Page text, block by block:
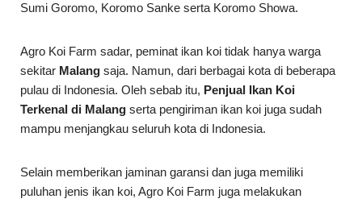
Sumi Goromo, Koromo Sanke serta Koromo Showa.
Agro Koi Farm sadar, peminat ikan koi tidak hanya warga
sekitar Malang saja. Namun, dari berbagai kota di beberapa
pulau di Indonesia. Oleh sebab itu, Penjual Ikan Koi
Terkenal di Malang serta pengiriman ikan koi juga sudah
mampu menjangkau seluruh kota di Indonesia.
Selain memberikan jaminan garansi dan juga memiliki
puluhan jenis ikan koi, Agro Koi Farm juga melakukan